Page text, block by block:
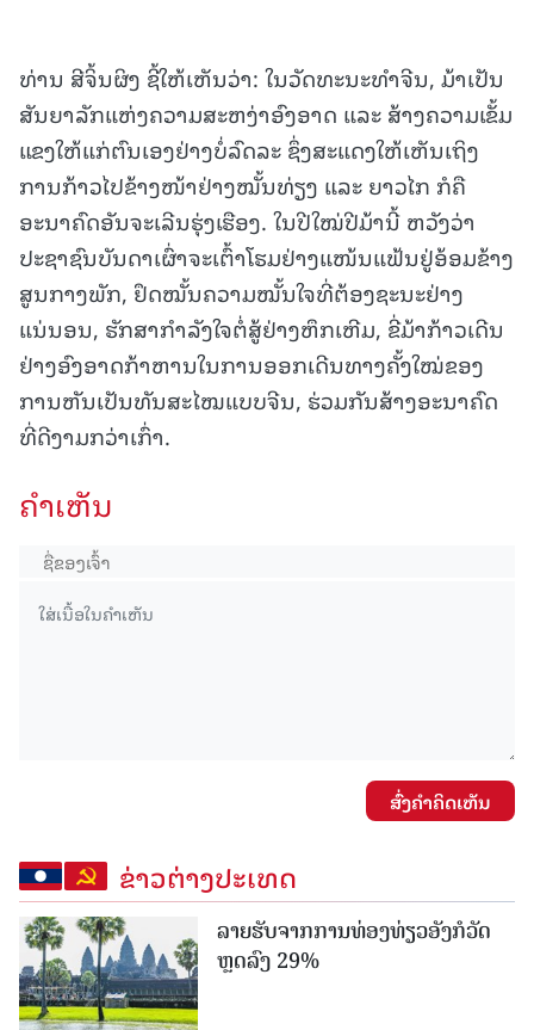
ທ່ານ ສີຈິ້ນຜິງ ຊີ້ໃຫ້ເຫັນວ່າ: ໃນວັດທະນະທຳຈີນ, ມ້າເປັນ
ສັນຍາລັກແຫ່ງຄວາມສະຫງ່າອົງອາດ ແລະ ສ້າງຄວາມເຂັ້ມ
ແຂງໃຫ້ແກ່ຕົນເອງຢ່າງບໍ່ລົດລະ ຊຶ່ງສະແດງໃຫ້ເຫັນເຖິງ
ການກ້າວໄປຂ້າງໜ້າຢ່າງໝັ້ນທ່ຽງ ແລະ ຍາວໄກ ກໍຄື
ອະນາຄົດອັນຈະເລີນຮຸ່ງເຮືອງ. ໃນປີໃໝ່ປີມ້ານີ້ ຫວັງວ່າ
ປະຊາຊົນບັນດາເຜົ່າຈະເຕົ້າໂຮມຢ່າງແໜ້ນແຟ້ນຢູ່ອ້ອມຂ້າງ
ສູນກາງພັກ, ຢຶດໝັ້ນຄວາມໝັ້ນໃຈທີ່ຕ້ອງຊະນະຢ່າງ
ແນ່ນອນ, ຮັກສາກຳລັງໃຈຕໍ່ສູ້ຢ່າງຫຶກເຫີມ, ຂີ່ມ້າກ້າວເດີນ
ຢ່າງອົງອາດກ້າຫານໃນການອອກເດີນທາງຄັ້ງໃໝ່ຂອງ
ການຫັນເປັນທັນສະໄໝແບບຈີນ, ຮ່ວມກັນສ້າງອະນາຄົດ
ທີ່ດີງາມກວ່າເກົ່າ.
ຄໍາເຫັນ
ສົ່ງຄໍາຄິດເຫັນ
ຂ່າວຕ່າງປະເທດ
ລາຍຮັບຈາກການທ່ອງທ່ຽວອັງກໍວັດ
ຫຼດລົງ 29%